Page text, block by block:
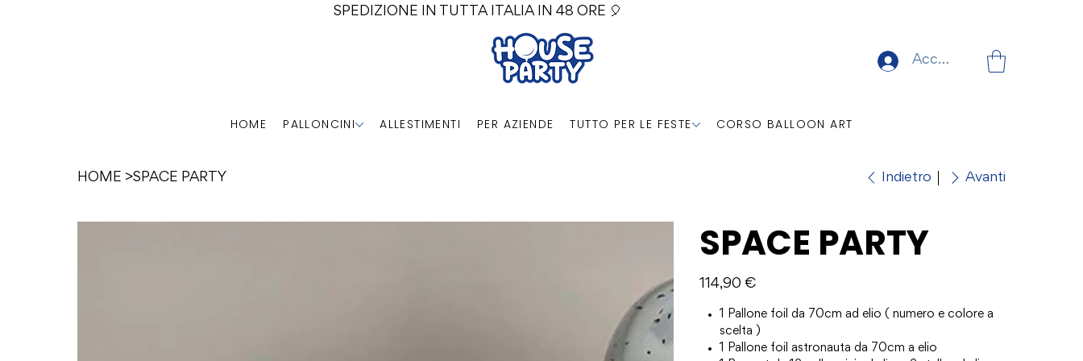
SPEDIZIONE IN TUTTA ITALIA IN 48 ORE 🎈
Accedi
HOME PALLONCINI ALLESTIMENTI PER AZIENDE TUTTO PER LE FESTE CORSO BALLOON ART
HOME >SPACE PARTY Indietro Avanti
SPACE PARTY
Prezzo
114,90 €
1 Pallone foil da 70cm ad elio ( numero e colore a
scelta )
1 Pallone foil astronauta da 70cm a elio